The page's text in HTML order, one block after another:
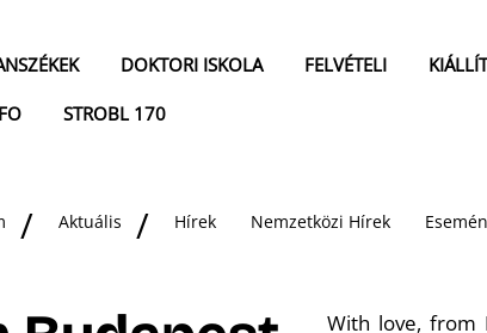
DOKTORI ISKOLA FELVÉTELI
STROBL 170
Aktuális Hírek Nemzetközi Hírek
With love, from